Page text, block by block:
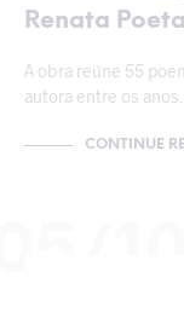
Renata Poeta
A obra reúne 55
autora entre os anos…
CONTINUE